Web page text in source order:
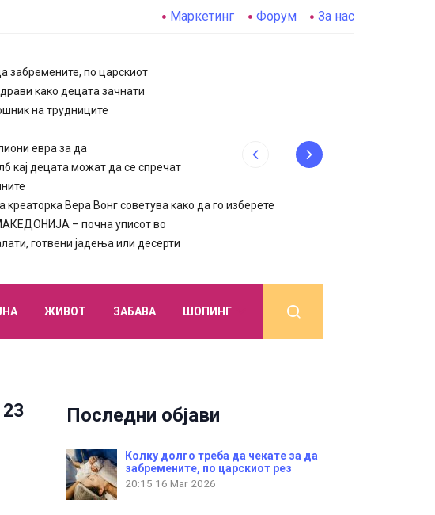
Маркетинг Форум За нас
забремените, по царскиот
како децата зачнати
на трудниците
евра за да
кај децата можат да се спречат
Вера Вонг советува како да го изберете
– почна уписот во
готвени јадења или десерти
ЖИВОТ ЗАБАВА ШОПИНГ
Последни објави
Колку долго треба да чекате за да
забремените, по царскиот рез
20:15 16 Mar 2026